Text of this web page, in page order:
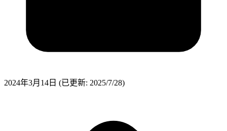
2024年3月14日 (已更新: 2025/7/28)